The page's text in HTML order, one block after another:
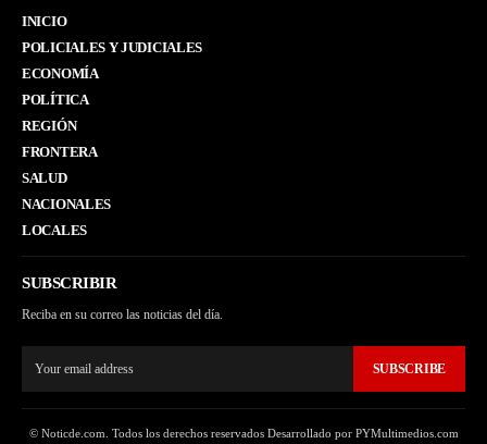
INICIO
POLICIALES Y JUDICIALES
ECONOMÍA
POLÍTICA
REGIÓN
FRONTERA
SALUD
NACIONALES
LOCALES
SUBSCRIBIR
Reciba en su correo las noticias del día.
SUBSCRIBE
© Noticde.com. Todos los derechos reservados Desarrollado por PYMultimedios.com